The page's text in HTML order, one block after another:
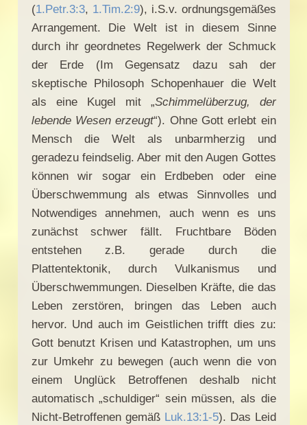
(1.Petr.3:3, 1.Tim.2:9), i.S.v. ordnungsgemäßes
Arrangement. Die Welt ist in diesem Sinne
durch ihr geordnetes Regelwerk der Schmuck
der Erde (Im Gegensatz dazu sah der
skeptische Philosoph Schopenhauer die Welt
als eine Kugel mit „Schimmelüberzug, der
lebende Wesen erzeugt“). Ohne Gott erlebt ein
Mensch die Welt als unbarmherzig und
geradezu feindselig. Aber mit den Augen Gottes
können wir sogar ein Erdbeben oder eine
Überschwemmung als etwas Sinnvolles und
Notwendiges annehmen, auch wenn es uns
zunächst schwer fällt. Fruchtbare Böden
entstehen z.B. gerade durch die
Plattentektonik, durch Vulkanismus und
Überschwemmungen. Dieselben Kräfte, die das
Leben zerstören, bringen das Leben auch
hervor. Und auch im Geistlichen trifft dies zu:
Gott benutzt Krisen und Katastrophen, um uns
zur Umkehr zu bewegen (auch wenn die von
einem Unglück Betroffenen deshalb nicht
automatisch „schuldiger“ sein müssen, als die
Nicht-Betroffenen gemäß Luk.13:1-5). Das Leid